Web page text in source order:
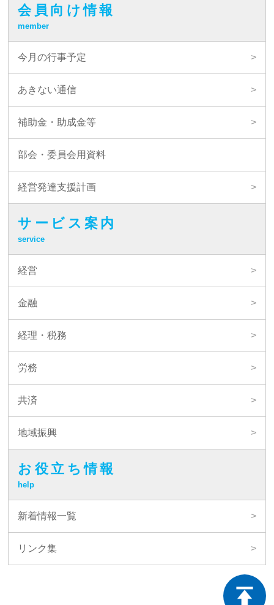
会員向け情報
member
今月の行事予定
あきない通信
補助金・助成金等
部会・委員会用資料
経営発達支援計画
サービス案内
service
経営
金融
経理・税務
労務
共済
地域振興
お役立ち情報
help
新着情報一覧
リンク集